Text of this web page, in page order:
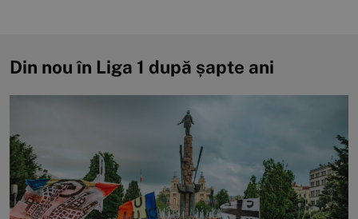
Din nou în Liga 1 după șapte ani